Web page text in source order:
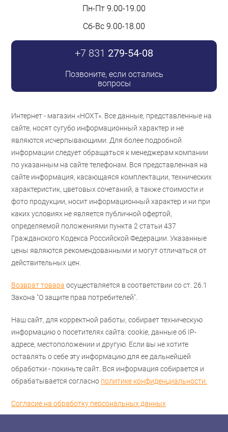
Пн-Пт 9.00-19.00
Сб-Вс 9.00-18.00
+7 831 279-54-08
Позвоните, если остались
вопросы
Интернет - магазин «НОХТ». Все данные, представленные на
сайте, носят сугубо информационный характер и не
являются исчерпывающими. Для более подробной
информации следует обращаться к менеджерам компании
по указанным на сайте телефонам. Вся представленная на
сайте информация, касающаяся комплектации, технических
характеристик, цветовых сочетаний, а также стоимости и
фото продукции, носит информационный характер и ни при
каких условиях не является публичной офертой,
определяемой положениями пункта 2 статьи 437
Гражданского Кодекса Российской Федерации. Указанные
цены являются рекомендованными и могут отличаться от
действительных цен.
Возврат товара осуществляется в соответствии со ст. 26.1
Закона "О защите прав потребителей".
Наш сайт, для корректной работы, собирает техническую
информацию о посетителях сайта: cookie, данные об IP-
адресе, местоположении и другую. Если вы не хотите
оставлять о себе эту информацию для ее дальнейшей
обработки - покиньте сайт. Вся информация собирается и
обрабатывается согласно политике конфиденциальности.
Согласие на обработку персональных данных